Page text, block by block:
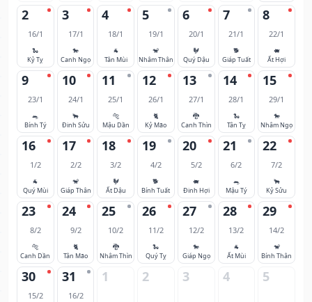
2
16/1
🐍
Kỷ Tỵ
3
17/1
🐎
Canh Ngọ
4
18/1
🐐
Tân Mùi
5
19/1
🐒
Nhâm Thân
6
20/1
🐓
Quý Dậu
7
21/1
🐕
Giáp Tuất
8
22/1
🐖
Ất Hợi
9
23/1
🐀
Bính Tý
10
24/1
🐂
Đinh Sửu
11
25/1
🐅
Mậu Dần
12
26/1
🐈
Kỷ Mão
13
27/1
🐉
Canh Thìn
14
28/1
🐍
Tân Tỵ
15
29/1
🐎
Nhâm Ngọ
16
1/2
🐐
Quý Mùi
17
2/2
🐒
Giáp Thân
18
3/2
🐓
Ất Dậu
19
4/2
🐕
Bính Tuất
20
5/2
🐖
Đinh Hợi
21
6/2
🐀
Mậu Tý
22
7/2
🐂
Kỷ Sửu
23
8/2
🐅
Canh Dần
24
9/2
🐈
Tân Mão
25
10/2
🐉
Nhâm Thìn
26
11/2
🐍
Quý Tỵ
27
12/2
🐎
Giáp Ngọ
28
13/2
🐐
Ất Mùi
29
14/2
🐒
Bính Thân
30
15/2
31
16/2
1 2 3 4 5